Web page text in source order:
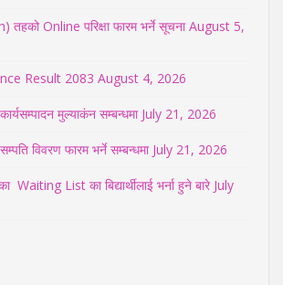
Online परिक्षा फारम भर्ने सूचना August 5,
Result 2083 August 4, 2026
मुल्याकंन सम्बन्धमा July 21, 2026
विवरण फारम भर्ने सम्बन्धमा July 21, 2026
List का बिद्यार्थीलाई भर्ना हुने बारे July